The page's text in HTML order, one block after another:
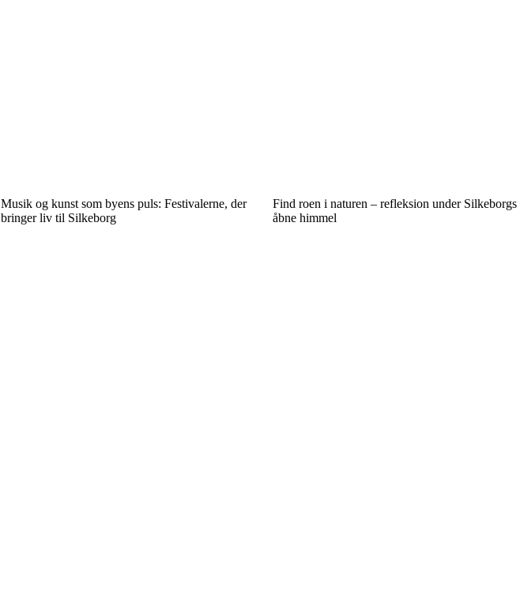
Musik og kunst som byens puls: Festivalerne, der
bringer liv til Silkeborg
Find roen i naturen – refleksion under Silkeborgs
åbne himmel